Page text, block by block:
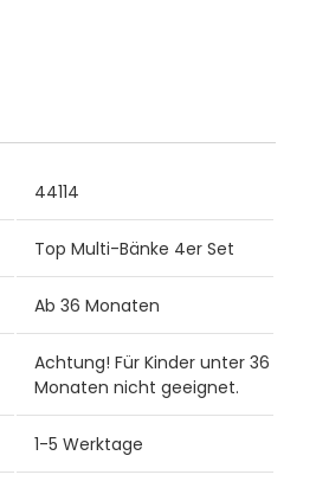
44114
Top Multi-Bänke 4er Set
Ab 36 Monaten
Achtung! Für Kinder unter 36
Monaten nicht geeignet.
1-5 Werktage